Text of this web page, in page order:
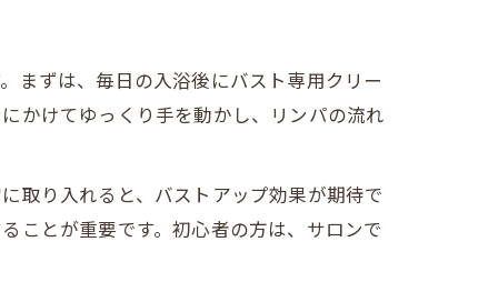
まずは、毎日の入浴後にバスト専用クリー
かけてゆっくり手を動かし、リンパの流れ
取り入れると、バストアップ効果が期待で
ことが重要です。初心者の方は、サロンで